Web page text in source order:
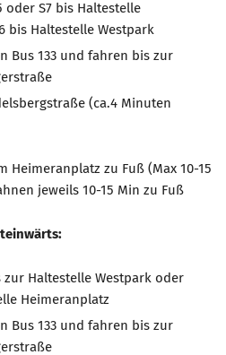
oder S7 bis Haltestelle
bis Haltestelle Westpark
Bus 133 und fahren bis zur
(ca.4 Minuten
Heimeranplatz zu Fuß (Max 10-15
jeweils 10-15 Min zu Fuß
zur Haltestelle Westpark oder
Heimeranplatz
Bus 133 und fahren bis zur